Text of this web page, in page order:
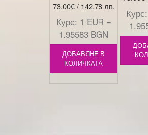
73.00€/ 142.78 лв.
Курс: 1 EUR =
1.95583 BGN
ДОБАВЯНЕ В
КОЛИЧКАТА